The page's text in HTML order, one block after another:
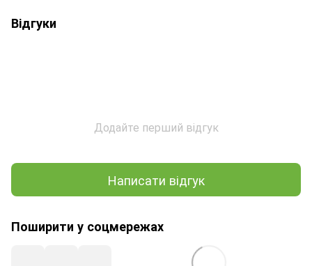
Відгуки
Додайте перший відгук
Написати відгук
Поширити у соцмережах